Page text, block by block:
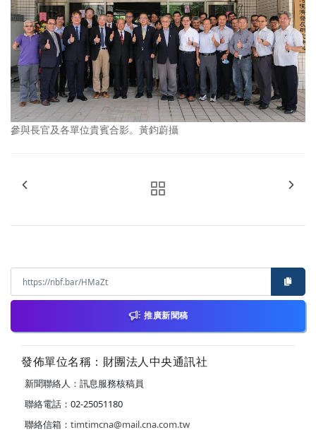
參與長官及各單位貴賓合影。黃鈞蔚攝
推廣新聞稿
發佈單位名稱：財團法人中央通訊社
新聞聯絡人：訊息服務核稿員
聯絡電話：02-25051180
聯絡信箱： timtimcna@mail.cna.com.tw